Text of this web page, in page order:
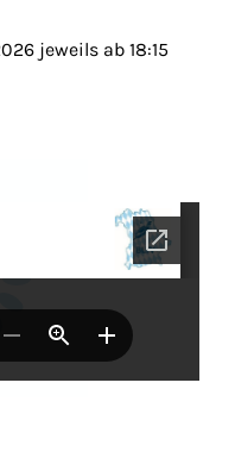
jeweils ab 18:15